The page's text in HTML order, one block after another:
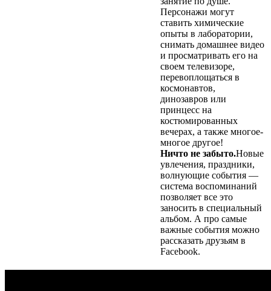
Персонажи могут
ставить химические
опыты в лаборатории,
снимать домашнее видео
и просматривать его на
своем телевизоре,
перевоплощаться в
космонавтов,
динозавров или
принцесс на
костюмированных
вечерах, а также многое-
многое другое!
Ничто не забыто.Новые
увлечения, праздники,
волнующие события —
система воспоминаний
позволяет все это
заносить в специальный
альбом. А про самые
важные события можно
рассказать друзьям в
Facebook.